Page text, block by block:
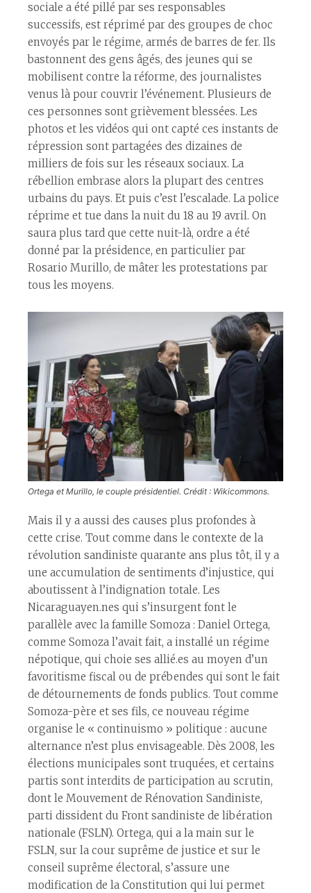
sociale a été pillé par ses responsables
successifs, est réprimé par des groupes de choc
envoyés par le régime, armés de barres de fer. Ils
bastonnent des gens âgés, des jeunes qui se
mobilisent contre la réforme, des journalistes
venus là pour couvrir l’événement. Plusieurs de
ces personnes sont grièvement blessées. Les
photos et les vidéos qui ont capté ces instants de
répression sont partagées des dizaines de
milliers de fois sur les réseaux sociaux. La
rébellion embrase alors la plupart des centres
urbains du pays. Et puis c’est l’escalade. La police
réprime et tue dans la nuit du 18 au 19 avril. On
saura plus tard que cette nuit-là, ordre a été
donné par la présidence, en particulier par
Rosario Murillo, de mâter les protestations par
tous les moyens.
Ortega et Murillo, le couple présidentiel. Crédit : Wikicommons.
Mais il y a aussi des causes plus profondes à
cette crise. Tout comme dans le contexte de la
révolution sandiniste quarante ans plus tôt, il y a
une accumulation de sentiments d’injustice, qui
aboutissent à l’indignation totale. Les
Nicaraguayen.nes qui s’insurgent font le
parallèle avec la famille Somoza : Daniel Ortega,
comme Somoza l’avait fait, a installé un régime
népotique, qui choie ses allié.es au moyen d’un
favoritisme fiscal ou de prébendes qui sont le fait
de détournements de fonds publics. Tout comme
Somoza-père et ses fils, ce nouveau régime
organise le « continuismo » politique : aucune
alternance n’est plus envisageable. Dès 2008, les
élections municipales sont truquées, et certains
partis sont interdits de participation au scrutin,
dont le Mouvement de Rénovation Sandiniste,
parti dissident du Front sandiniste de libération
nationale (FSLN). Ortega, qui a la main sur le
FSLN, sur la cour suprême de justice et sur le
conseil suprême électoral, s’assure une
modification de la Constitution qui lui permet